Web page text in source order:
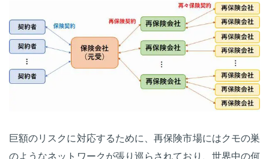
巨額のリスクに対応するために、再保険市場にはクモの巣
のようなネットワークが張り巡らされており、世界中の何